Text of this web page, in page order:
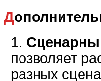
позволяет
разных